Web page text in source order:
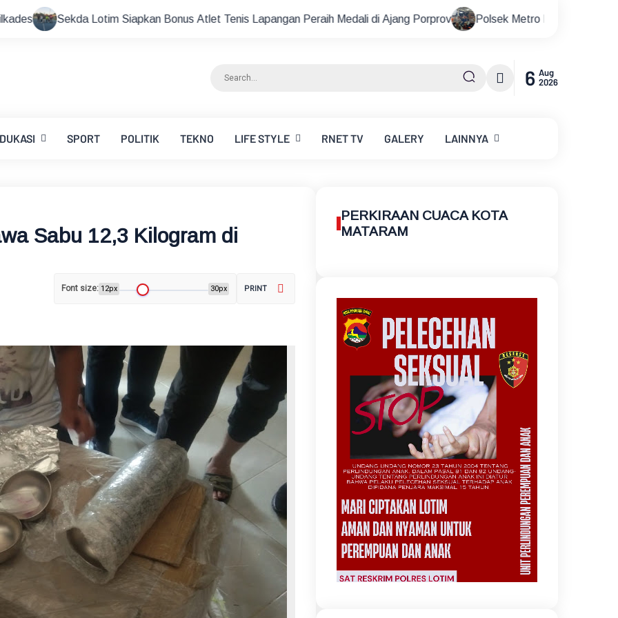
Siapkan Bonus Atlet Tenis Lapangan Peraih Medali di Ajang Porprov Polsek Metro Kebayoran Baru Gelar Nobar Piala
6 Aug
2026
SPORT POLITIK TEKNO LIFE STYLE RNETTV GALERY LAINNYA
Sabu 12,3 Kilogram di
Font size: 12px 30px PRINT
PERKIRAAN CUACA KOTA
MATARAM